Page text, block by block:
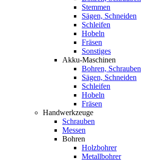
Stemmen
Sägen, Schneiden
Schleifen
Hobeln
Fräsen
Sonstiges
Akku-Maschinen
Bohren, Schrauben
Sägen, Schneiden
Schleifen
Hobeln
Fräsen
Handwerkzeuge
Schrauben
Messen
Bohren
Holzbohrer
Metallbohrer